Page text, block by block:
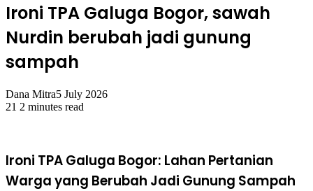
Ironi TPA Galuga Bogor, sawah
Nurdin berubah jadi gunung
sampah
Dana Mitra5 July 2026
21 2 minutes read
Ironi TPA Galuga Bogor: Lahan Pertanian
Warga yang Berubah Jadi Gunung Sampah